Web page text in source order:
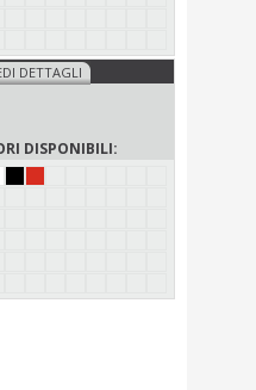
DETTAGLI
DISPONIBILI: